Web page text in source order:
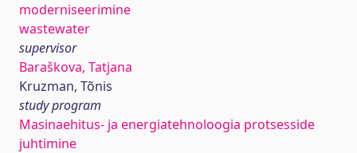
moderniseerimine
wastewater
supervisor
Baraškova, Tatjana
Kruzman, Tõnis
study program
Masinaehitus- ja energiatehnoloogia protsesside
juhtimine